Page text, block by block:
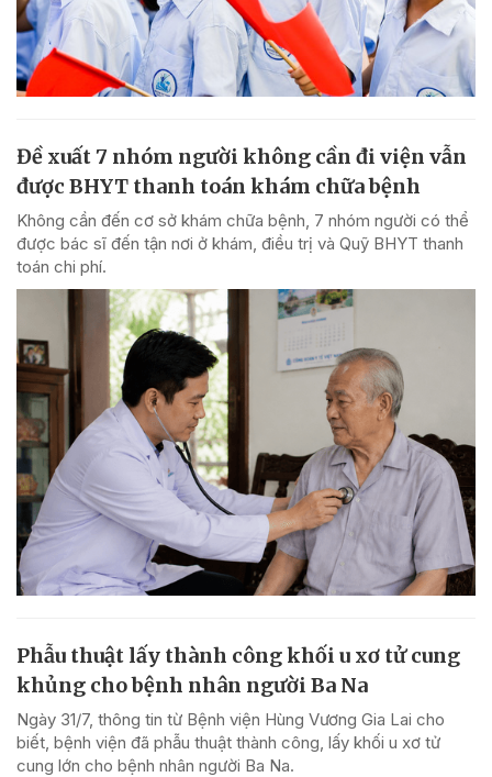
Đề xuất 7 nhóm người không cần đi viện vẫn
được BHYT thanh toán khám chữa bệnh
Không cần đến cơ sở khám chữa bệnh, 7 nhóm người có thể
được bác sĩ đến tận nơi ở khám, điều trị và Quỹ BHYT thanh
toán chi phí.
Phẫu thuật lấy thành công khối u xơ tử cung
khủng cho bệnh nhân người Ba Na
Ngày 31/7, thông tin từ Bệnh viện Hùng Vương Gia Lai cho
biết, bệnh viện đã phẫu thuật thành công, lấy khối u xơ tử
cung lớn cho bệnh nhân người Ba Na.